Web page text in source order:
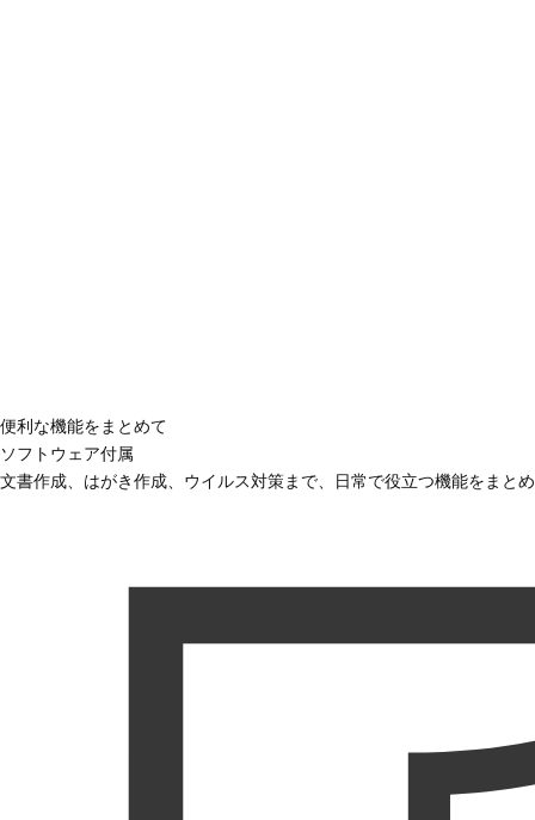
便利な機能をまとめて
ソフトウェア付属
文書作成、はがき作成、ウイルス対策まで、日常で役立つ機能をまと